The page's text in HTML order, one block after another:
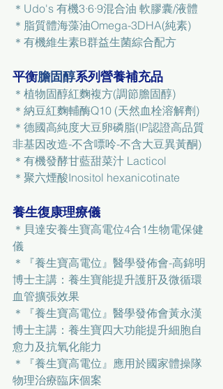
＊ Udo's 有機3·6·9混合油 軟膠囊/液體
＊ 脂質體海藻油Omega-3DHA(純素)
＊ 有機維生素B群益生菌綜合配方
平衡膽固醇系列營養補充品
＊ 植物固醇紅麴複方(調節膽固醇)
＊ 納豆紅麴輔酶Q10 (天然血栓溶解劑)
＊ 德國高純度大豆卵磷脂(IP認證高品質
非基因改造-不含嘌呤-不含大豆異黃酮)
＊ 有機發酵甘藍甜菜汁 Lacticol
＊聚六煙酸Inositol hexanicotinate
養生復康理療儀
＊ 貝達安養生寶高電位4合1生物電保健
儀
＊
『養生寶高電位』醫學發佈會-高錦明
博士主講：養生寶能提升護肝及微循環
血管擴張效果
＊
『養生寶高電位』醫學發佈會黃永漢
博士主講：養生寶四大功能提升細胞自
愈力及抗氧化能力
＊『養生寶高電位』應用於國家體操隊
物理治療臨床個案